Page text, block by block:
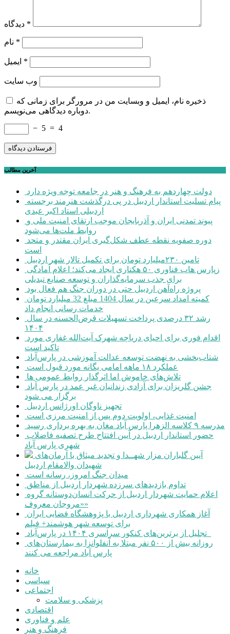
*
*
*
وب‌ سایت
ذخیره نام، ایمیل و وبسایت من در مرورگر برای زمانی که
دوباره دیدگاهی می‌نویسم.
− 5 = 4
آخرین مطالب
دولت چهاردهم به فرهنگ و هنر در جامعه توجه ویژه دارد
اردبیلی استاد اکبر عبدی
روابط ملت‌ها می‌شود
است
تامین ۲۳۰میلیارد تومان برای تکمیل تالار شهر اردبیل
برای جذب سرمایه‌گذاران و توسعه صنایع تبدیلی
پروژه راه‌آهن اردبیل حتی در دوران جنگ هم فعال بود
خدمات رسانی انجام داد
۱۴۰۴
تاکید است
شتاب‌بخشی به نهضت توسعه عدالت آموزشی در پارس‌آباد
عملکرد ۱۸ ماهه امامی یگانه مورد قبول است
تلاش‌های خاموش اما اثرگذار روابط عمومی ها
برگزار می شود
تجهیز ناوگان اورژانس اردبیل
امنیت غذایی، اولویت دوم پس از امنیت مرزی است
مدرسه ۹ کلاسه الزهرا پارس آباد مغان به بهره برداری رسید
شهری پارس آباد
شهیدان والامقام اردبیل
میدان جنگ امروز، رسانه است
تداوم بازدیدهای سرزده شهردار اردبیل از مناطق
«مروجان معروف»
برای توسعه شهر هوشمند+ فیلم
پارس آباد مراجعه می کنند
خانه
سیاسی
اجتماعی
پزشکی و سلامت
اقتصادی
علم و فناوری
فرهنگ و هنر